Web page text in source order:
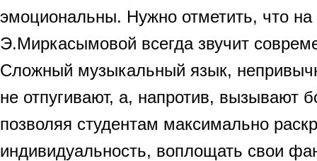
эмоциональны. Нужно отметить, что на
Э.Миркасымовой всегда звучит
Сложный музыкальный язык,
не отпугивают, а, напротив, вызывают
позволяя студентам максимально
индивидуальность, воплощать свои